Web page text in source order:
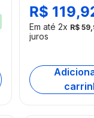
R$ 119,
Em até 2x R$ 59,
juros